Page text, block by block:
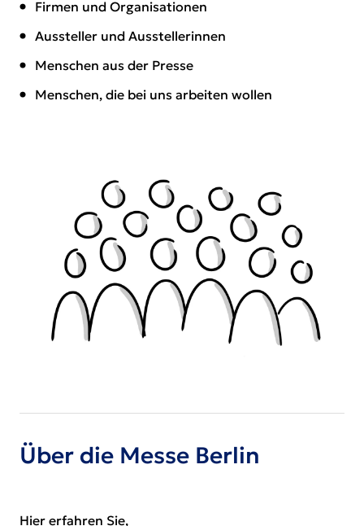
Firmen und Organisationen
Aussteller und Ausstellerinnen
Menschen aus der Presse
Menschen, die bei uns arbeiten wollen
Über die Messe Berlin
Hier erfahren Sie,